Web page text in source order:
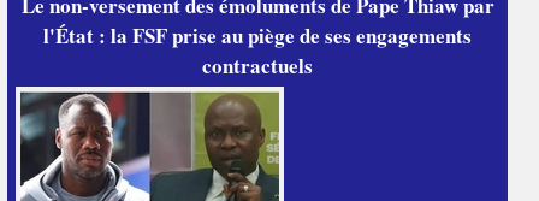
l'État : la FSF prise au piège de ses engagements
contractuels